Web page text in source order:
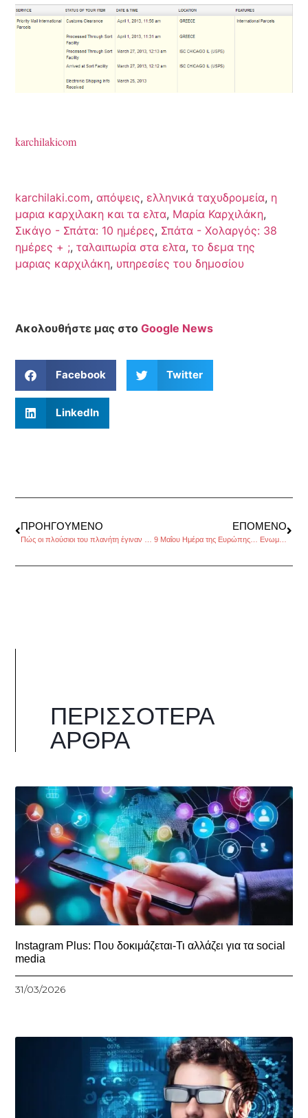
karchilakicom
karchilaki.com,απόψεις, ελληνικά ταχυδρομεία, η
μαρια καρχιλακη και τα ελτα, Μαρία Καρχιλάκη,
Σικάγο - Σπάτα: 10 ημέρες, Σπάτα - Χολαργός: 38
ημέρες + ;,ταλαιπωρία στα ελτα,το δεμα της
μαριας καρχιλάκη, υπηρεσίες του δημοσίου
Ακολουθήστε μας στοGoogle News
Facebook Twitter
LinkedIn
ΠΡΟΗΓΟΎΜΕΝΟ ΕΠΌΜΕΝΟ
9 Μαΐου Ημέρα της Ευρώπης… Ενωμένης ή μη;, της Μαγδαληνής Τσουρδιού
ΠΕΡΙΣΣΌΤΕΡΑ
ΆΡΘΡΑ
Instagram Plus: Που δοκιμάζεται-Τι αλλάζει για τα social
media
31/03/2026